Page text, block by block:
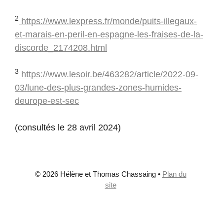
2 https://www.lexpress.fr/monde/puits-illegaux-
et-marais-en-peril-en-espagne-les-fraises-de-la-
discorde_2174208.html
3 https://www.lesoir.be/463282/article/2022-09-
03/lune-des-plus-grandes-zones-humides-
deurope-est-sec
(consultés le 28 avril 2024)
© 2026 Hélène et Thomas Chassaing• Plan du
site